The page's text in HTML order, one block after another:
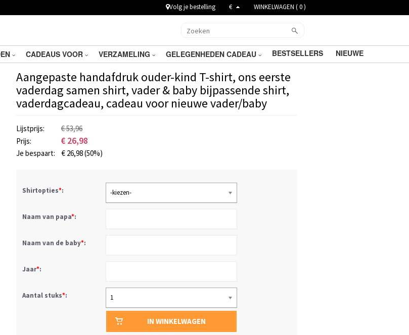
Volg je bestelling € WINKELWAGEN (0)
CADEAUS VOOR VERZAMELING GELEGENHEDEN CADEAU BESTSELLERS NIEUWE
Aangepaste handafdruk ouder-kind T-shirt, ons eerste
vaderdag samen shirt, vader & baby bijpassende shirt,
vaderdagcadeau, cadeau voor nieuwe vader/baby
Lijstprijs:
€ 53,96
Prijs:
€ 26,98
Je bespaart: € 26,98(50%)
Shirtopties*: -kiezen-
Naam van papa*:
Naam van de baby*:
Jaar*:
Aantal stuks*: 1
IN WINKELWAGEN